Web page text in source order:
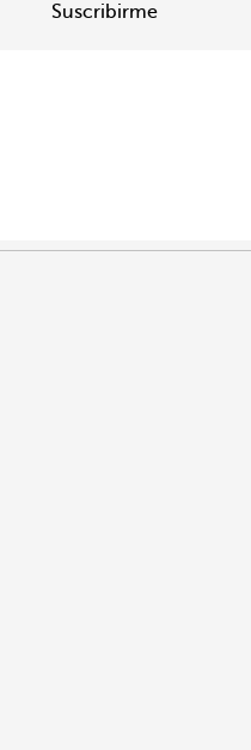
Suscribirme